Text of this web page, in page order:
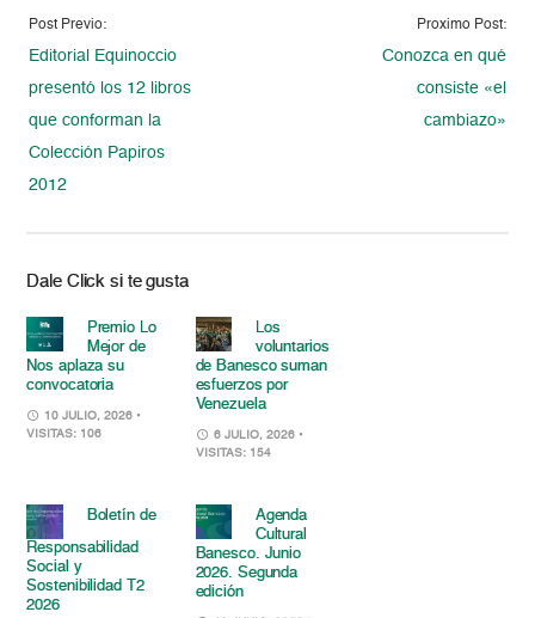
Post Previo:
Editorial Equinoccio
presentó los 12 libros
que conforman la
Colección Papiros
2012
Proximo Post:
Conozca en qué
consiste «el
cambiazo»
Dale Click si te gusta
Premio Lo
Mejor de
Nos aplaza su
convocatoria
10 JULIO, 2026 •
VISITAS: 106
Los
voluntarios
de Banesco suman
esfuerzos por
Venezuela
6 JULIO, 2026 •
VISITAS: 154
Boletín de
Responsabilidad
Social y
Sostenibilidad T2
2026
Agenda
Cultural
Banesco. Junio
2026. Segunda
edición